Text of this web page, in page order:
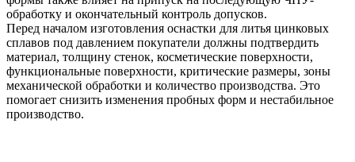
обработку и окончательный контроль допусков.
Перед началом изготовления оснастки для литья цинковых
сплавов под давлением покупатели должны подтвердить
материал, толщину стенок, косметические поверхности,
функциональные поверхности, критические размеры, зоны
механической обработки и количество производства. Это
помогает снизить изменения пробных форм и нестабильное
производство.